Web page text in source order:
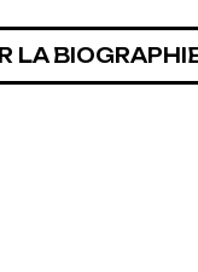
LA